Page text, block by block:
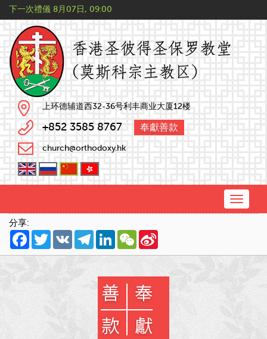
下一次禮儀 8月07日, 09:00
上环德辅道西32-36号利丰商业大厦12楼
+852 3585 8767 奉獻善款
church@orthodoxy.hk
Toggle
分享:
Facebook
TwitterVK TelegramLinkedInWeChat